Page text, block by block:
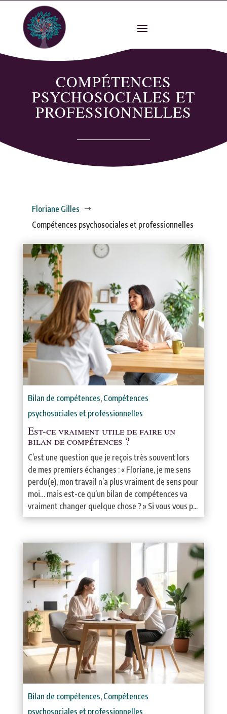
COMPÉTENCES
PSYCHOSOCIALES ET
PROFESSIONNELLES
Floriane Gilles $
Compétences psychosociales et professionnelles
Bilan de compétences, Compétences
psychosociales et professionnelles
Est-ce vraiment utile de faire un
bilan de compétences ?
C’est une question que je reçois très souvent lors
de mes premiers échanges : « Floriane, je me sens
perdu(e), mon travail n’a plus vraiment de sens pour
moi… mais est-ce qu’un bilan de compétences va
vraiment changer quelque chose ? » Si vous vous p...
Bilan de compétences, Compétences
psychosociales et professionnelles